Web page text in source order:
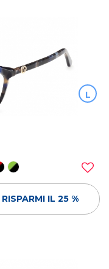
L
RISPARMI IL 25 %